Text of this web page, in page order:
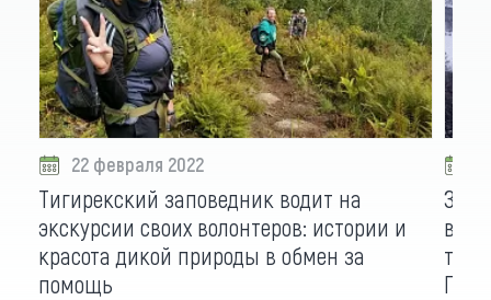
22 февраля 2022
Тигирекский заповедник водит на
экскурсии своих волонтеров: истории и
красота дикой природы в обмен за
помощь